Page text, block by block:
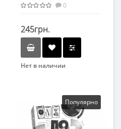
0
245грн.
Нет в наличии
Развивающая игрушка
Возраст
Популярно